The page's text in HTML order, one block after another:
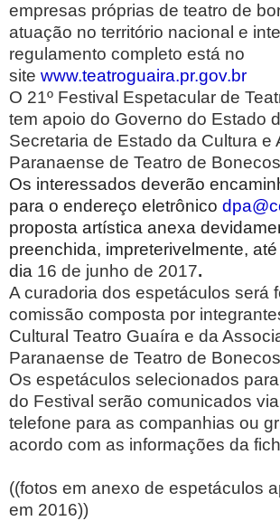
empresas próprias de teatro de
atuação no território nacional e
regulamento completo está no
site www.teatroguaira.pr.gov.br
O 21º Festival Espetacular de
tem apoio do Governo do Estado
Secretaria de Estado da Cultura e
Paranaense de Teatro de
Os interessados deverão
para o endereço eletrônico
proposta artística anexa
preenchida, impreterivelmente,
dia 16 de junho de 2017.
A curadoria dos espetáculos será
comissão composta por
Cultural Teatro Guaíra e da
Paranaense de Teatro de
Os espetáculos selecionados
do Festival serão comunicados
telefone para as companhias ou
acordo com as informações da
((fotos em anexo de espetáculos
em 2016))